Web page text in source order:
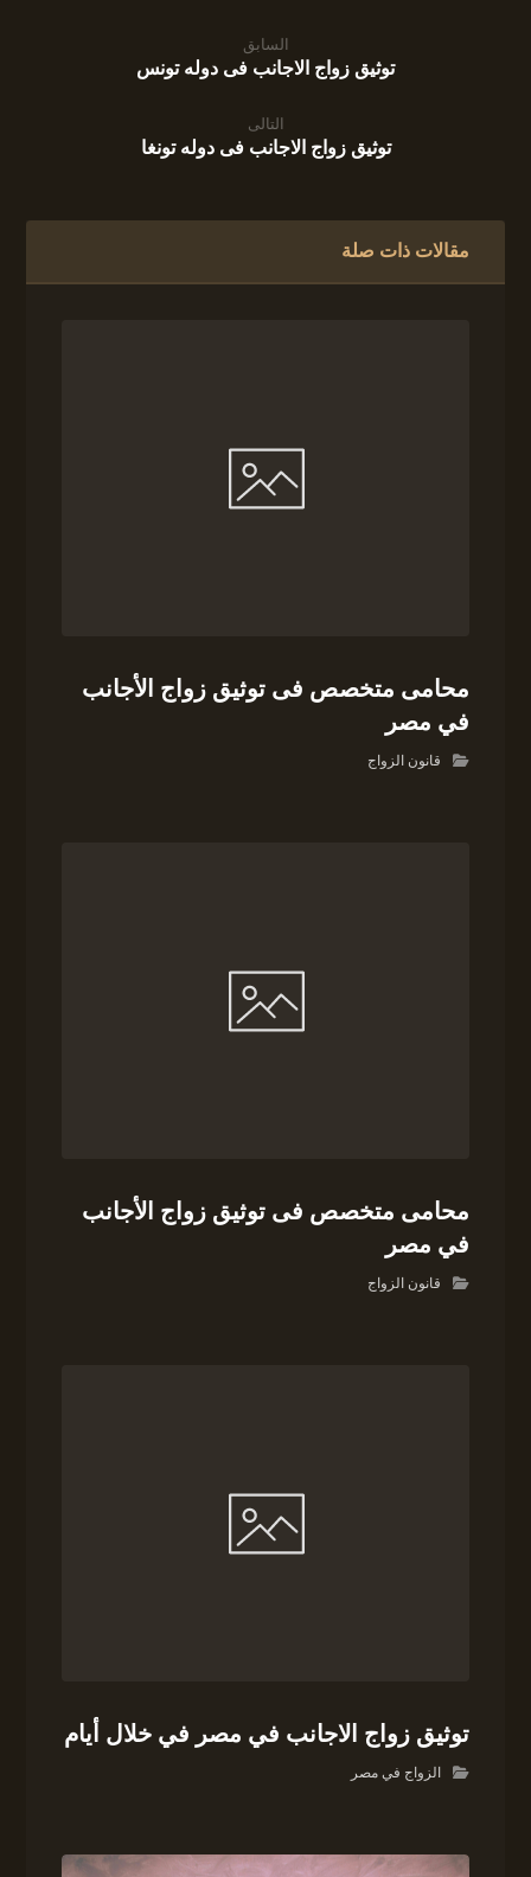
السابق
توثيق زواج الاجانب فى دوله تونس
التالى
توثيق زواج الاجانب فى دوله تونغا
مقالات ذات صلة
محامى متخصص فى توثيق زواج الأجانب
في مصر
قانون الزواج
محامى متخصص فى توثيق زواج الأجانب
في مصر
قانون الزواج
توثيق زواج الاجانب في مصر في خلال أيام
الزواج في مصر